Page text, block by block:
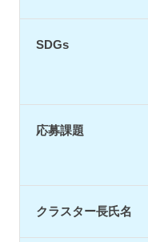
SDGs
応募課題
クラスター長氏名